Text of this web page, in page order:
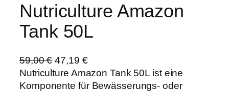
Nutriculture Amazon
Tank 50L
59,00€ U
r
s
47,19 €A
k
t
Nutriculture Amazon Tank 50L ist eine
Komponente für Bewässerungs- oder